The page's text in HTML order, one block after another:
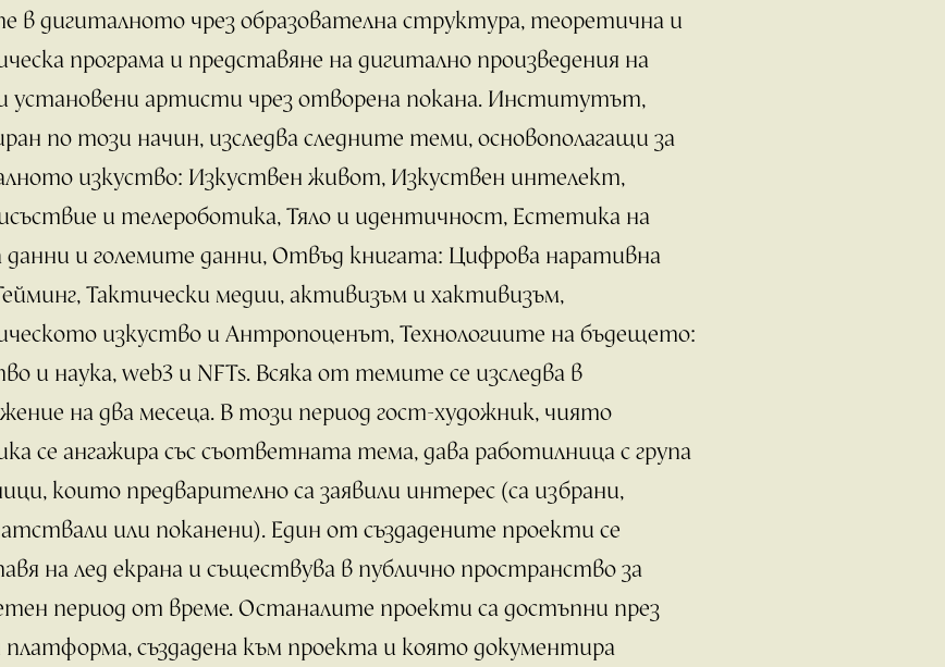
в дигиталното чрез образователна структура, теоретична и
програма и представяне на дигитално произведения на
установени артисти чрез отворена покана. Институтът,
по този начин, изследва следните теми, основополагащи за
изкуство: Изкуствен живот, Изкуствен интелект,
и телероботика, Тяло и идентичност, Естетика на
данни и големите данни, Oтвъд книгата: Цифрова наративна
Тактически медии, активизъм и хактивизъм,
изкуство и Aнтропоценът, Технологиите на бъдещето:
и наука, web3 и NFTs. Всяка от темите се изследва в
на два месеца. В този период гост-художник, чиято
се ангажира със съответната тема, дава работилница с група
които предварително са заявили интерес (са избрани,
или поканени). Един от създадените проекти се
на лед екрана и съществува в публично пространство за
период от време. Останалите проекти са достъпни през
платформа, създадена към проекта и която документира